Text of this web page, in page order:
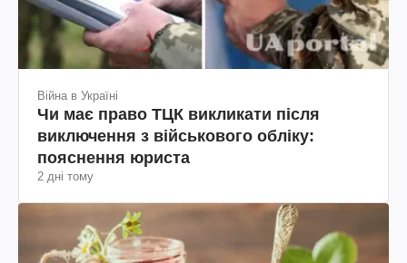
Війна в Україні
Чи має право ТЦК викликати після
виключення з військового обліку:
пояснення юриста
2 дні тому